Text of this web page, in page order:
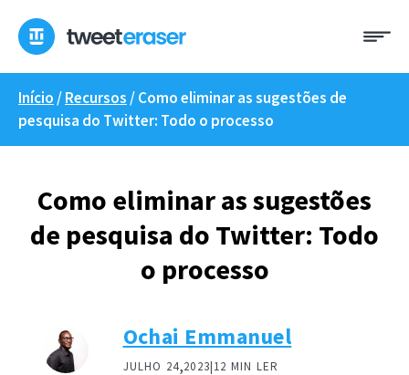
para
conteúdo
Início /Recursos /Como eliminar as sugestões de
pesquisa do Twitter: Todo o processo
Como eliminar as sugestões
de pesquisa do Twitter: Todo
o processo
Ochai Emmanuel
JULHO 24,2023|12 MIN LER